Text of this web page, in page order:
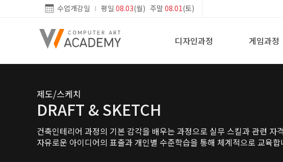
수업개강일 평일 08.03(월) 주말08.01(토)
디자인과정 게임과정
제도/스케치
DRAFT & SKETCH
건축인테리어 과정의 기본 감각을 배우는 과정으로 실무 스킬과 관련 자
자유로운 아이디어의 표출과 개인별 수준학습을 통해 체계적으로 교육합